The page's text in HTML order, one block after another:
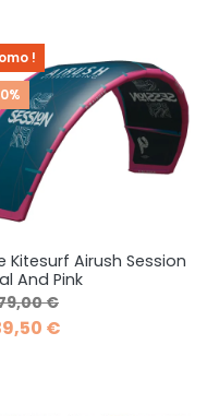
Kitesurf Airush Session
And Pink
de base
€Prix
€
!